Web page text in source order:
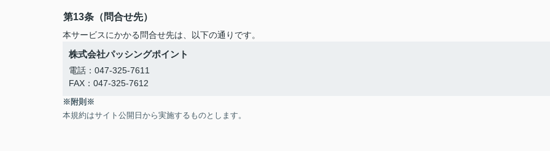
第13条（問合せ先）
本サービスにかかる問合せ先は、以下の通りです。
株式会社パッシングポイント
電話：047-325-7611
FAX：047-325-7612
※附則※
本規約はサイト公開日から実施するものとします。